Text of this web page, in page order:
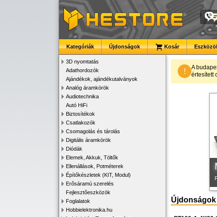
Kategóriák Újdonságok Kosár
3D nyomtatás
Adathordozók
Ajándékok, ajándékutalványok
Analóg áramkörök
Audiotechnika
Autó HiFi
Biztosítékok
Csatlakozók
Csomagolás és tárolás
Digitális áramkörök
Diódák
Elemek, Akkuk, Töltők
Ellenállások, Potméterek
Építőkészletek (KIT, Modul)
Erősáramú szerelés
Fejlesztőeszközök
Foglalatok
Hobbielektronika.hu
! A
értesített
Újdonságok